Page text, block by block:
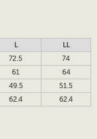
L
LL
72.5
74
61
64
49.5
51.5
62.4 62.4